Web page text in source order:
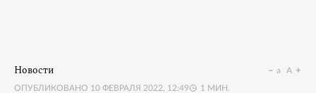
Новости
ОПУБЛИКОВАНО 10 ФЕВРАЛЯ 2022, 12:49 1 МИН.
a A